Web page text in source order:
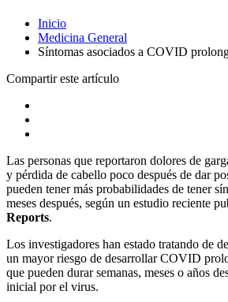
Inicio
Medicina General
Síntomas asociados a COVID
Compartir este artículo
Las personas que reportaron dolores de
y pérdida de cabello poco después de dar
pueden tener más probabilidades de tener
meses después, según un estudio reciente
Reports.
Los investigadores han estado tratando de
un mayor riesgo de desarrollar COVID
que pueden durar semanas, meses o años
inicial por el virus.